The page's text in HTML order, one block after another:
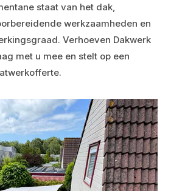
staat van het dak,
werkzaamheden en
Verhoeven Dakwerk
met u mee en stelt op een